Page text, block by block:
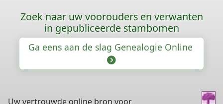
Zoek naar uw voorouders en verwanten
in gepubliceerde stambomen
Ga eens aan de slag Genealogie Online
Uw vertrouwde online bron voor